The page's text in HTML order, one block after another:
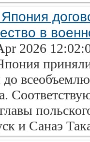
в
2026
и Санаэ